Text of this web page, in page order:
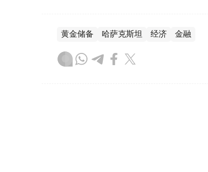
黄金储备 哈萨克斯坦 经济 金融